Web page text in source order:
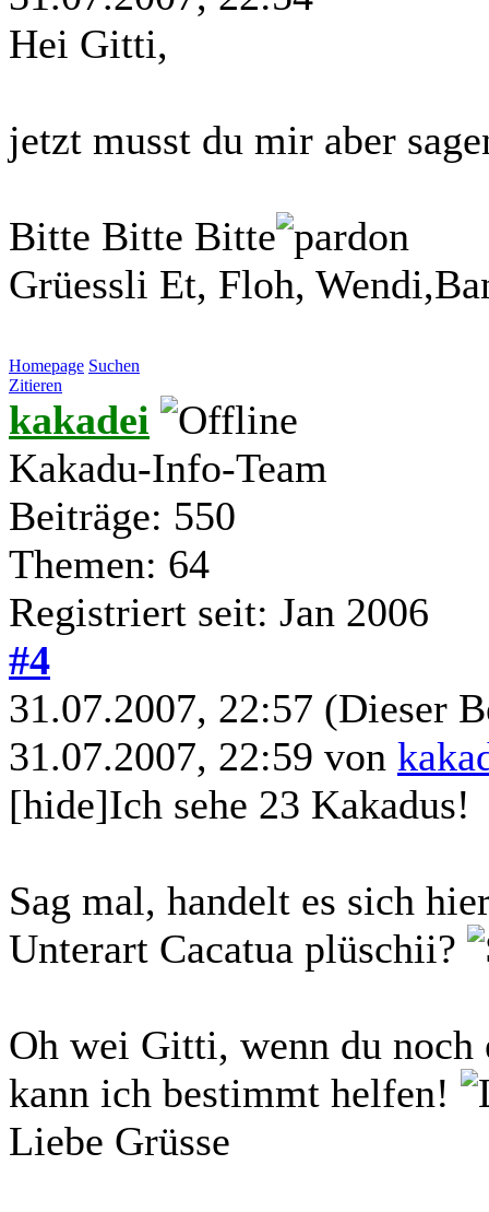
Hei Gitti,
jetzt musst du mir aber
Bitte Bitte Bitte
Grüessli Et, Floh,
Homepage Suchen
Zitieren
kakadei
Kakadu-Info-Team
Beiträge: 550
Themen: 64
Registriert seit: Jan 2006
#4
31.07.2007, 22:57 (Dieser
31.07.2007, 22:59 von
[hide]Ich sehe 23 Kakadus!
Sag mal, handelt es sich
Unterart Cacatua plüschii?
Oh wei Gitti, wenn du noch
kann ich bestimmt helfen!
Liebe Grüsse